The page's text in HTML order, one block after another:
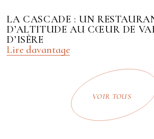
LA CASCADE : UN
D’ALTITUDE AU CŒUR DE
D’ISÈRE
Lire davantage
VOIR TOUS